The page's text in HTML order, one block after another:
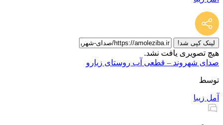
لینک کپی شد!
هیچ تصویری یافت نشد.
صدای شهروند – قطعی آب روستای زیارو
توسط
آمل زیبا